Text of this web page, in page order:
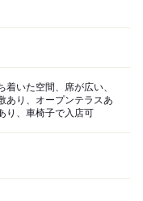
着いた空間、席が広い、
あり、オープンテラスあ
り、車椅子で入店可